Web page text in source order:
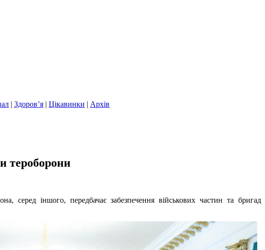
| Здоров’я | Цікавинки | Архів
тероборони
серед іншого, передбачає забезпечення військових частин та бригад